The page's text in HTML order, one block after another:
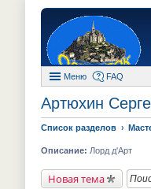
Меню FAQ
Артюхин
Список разделов
Описание: Лорд д'Арт
Новая тема